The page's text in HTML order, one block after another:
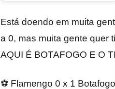
Está doendo em muita
a 0, mas muita gente quer
AQUI É BOTAFOGO E O
⚽ Flamengo 0 x 1 Botafogo